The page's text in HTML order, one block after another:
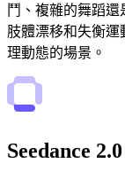
鬥、複雜的舞蹈還
肢體漂移和失衡
理動態的場景。
Seedance